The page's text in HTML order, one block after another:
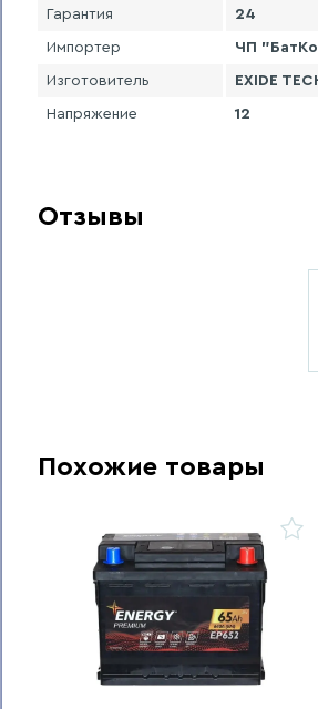
Гарантия 24
Импортер ЧП
Изготовитель EXIDE
Напряжение 12
Отзывы
Похожие товары